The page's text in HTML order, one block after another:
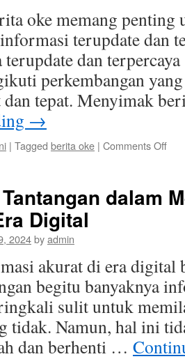
oke memang penting
terupdate dan
dan
perkembangan
dan tepat. Menyimak
→
| Tagged berita oke | Comments Offon
di
dalam
Digital
2024byadmin
akurat di era digital
begitu banyaknya
sulit untuk
tidak. Namun, hal ini
dan berhenti …